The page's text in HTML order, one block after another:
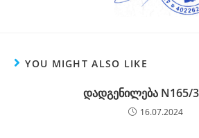
YOU MIGHT ALSO LIKE
დადგენილება N165/
16.07.2024